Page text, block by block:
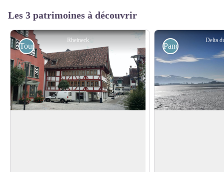
Les 3 patrimoines à découvrir
Rheineck
Touristiques
Delta
Panoramiques